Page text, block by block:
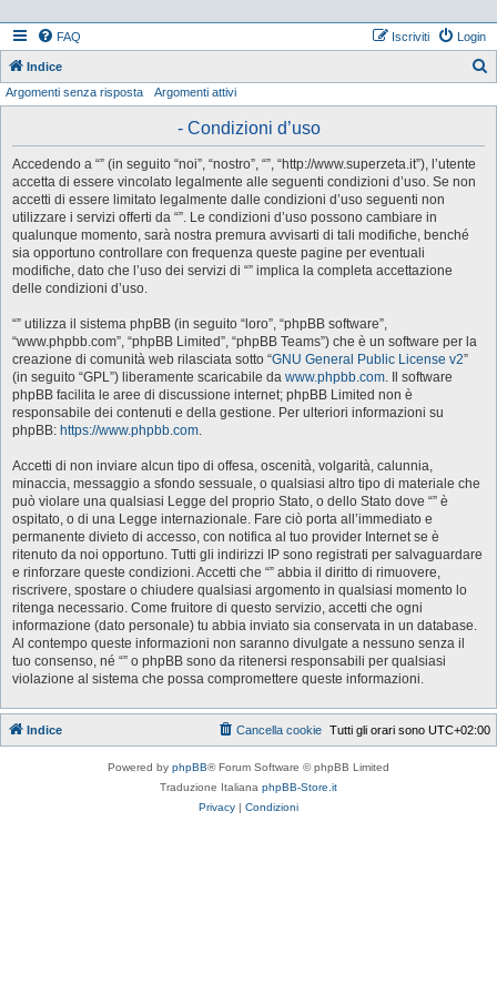
FAQ Login
Iscriviti
Indice
Argomenti senza risposta Argomenti attivi
- Condizioni d’uso
Accedendo a “” (in seguito “noi”, “nostro”, “”, “http://www.superzeta.it”), l’utente
accetta di essere vincolato legalmente alle seguenti condizioni d’uso. Se non
accetti di essere limitato legalmente dalle condizioni d’uso seguenti non
utilizzare i servizi offerti da “”. Le condizioni d’uso possono cambiare in
qualunque momento, sarà nostra premura avvisarti di tali modifiche, benché
sia opportuno controllare con frequenza queste pagine per eventuali
modifiche, dato che l’uso dei servizi di “” implica la completa accettazione
delle condizioni d’uso.
“” utilizza il sistema phpBB (in seguito “loro”, “phpBB software”,
“www.phpbb.com”, “phpBB Limited”, “phpBB Teams”) che è un software per la
creazione di comunità web rilasciata sotto “GNU General Public License v2”
(in seguito “GPL”) liberamente scaricabile da www.phpbb.com. Il software
phpBB facilita le aree di discussione internet; phpBB Limited non è
responsabile dei contenuti e della gestione. Per ulteriori informazioni su
phpBB: https://www.phpbb.com.
Accetti di non inviare alcun tipo di offesa, oscenità, volgarità, calunnia,
minaccia, messaggio a sfondo sessuale, o qualsiasi altro tipo di materiale che
può violare una qualsiasi Legge del proprio Stato, o dello Stato dove “” è
ospitato, o di una Legge internazionale. Fare ciò porta all’immediato e
permanente divieto di accesso, con notifica al tuo provider Internet se è
ritenuto da noi opportuno. Tutti gli indirizzi IP sono registrati per salvaguardare
e rinforzare queste condizioni. Accetti che “” abbia il diritto di rimuovere,
riscrivere, spostare o chiudere qualsiasi argomento in qualsiasi momento lo
ritenga necessario. Come fruitore di questo servizio, accetti che ogni
informazione (dato personale) tu abbia inviato sia conservata in un database.
Al contempo queste informazioni non saranno divulgate a nessuno senza il
tuo consenso, né “” o phpBB sono da ritenersi responsabili per qualsiasi
violazione al sistema che possa compromettere queste informazioni.
Indice Tutti gli orari sono UTC+02:00
Cancella cookie
Powered by phpBB® Forum Software © phpBB Limited
Traduzione Italiana phpBB-Store.it
Privacy | Condizioni